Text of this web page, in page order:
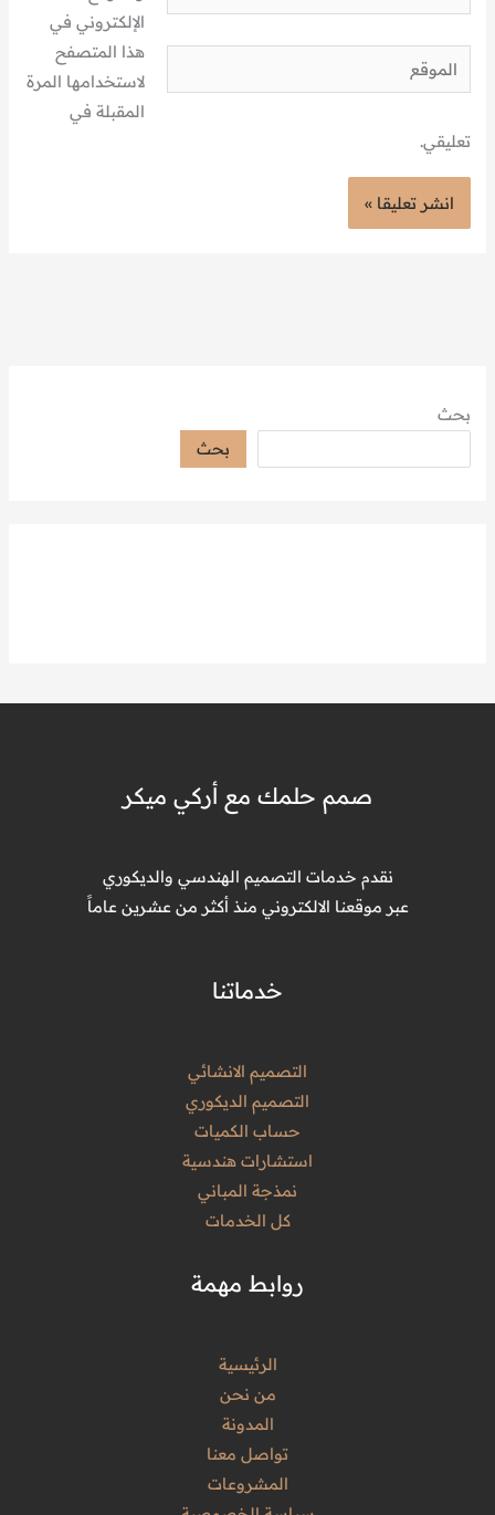
الموقع
الإلكتروني في
هذا المتصفح
لاستخدامها المرة
المقبلة في
تعليقي.
بحث
بحث
صمم حلمك مع أركي ميكر
نقدم خدمات التصميم الهندسي والديكوري
عبر موقعنا الالكتروني منذ أكثر من عشرين عاماً
خدماتنا
التصميم الانشائي
التصميم الديكوري
حساب الكميات
استشارات هندسية
نمذجة المباني
كل الخدمات
روابط مهمة
الرئيسية
من نحن
المدونة
تواصل معنا
المشروعات